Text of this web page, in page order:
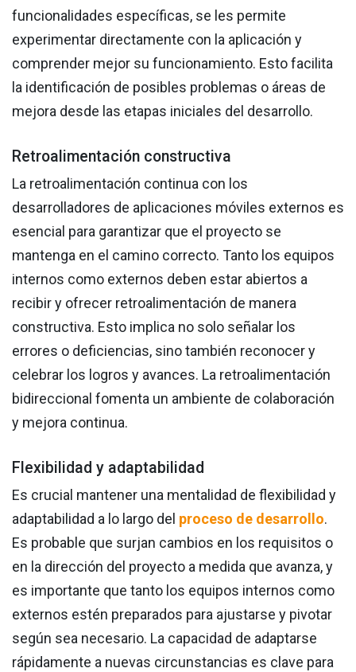
funcionalidades específicas, se les permite
experimentar directamente con la aplicación y
comprender mejor su funcionamiento. Esto facilita
la identificación de posibles problemas o áreas de
mejora desde las etapas iniciales del desarrollo.
Retroalimentación constructiva
La retroalimentación continua con los
desarrolladores de aplicaciones móviles externos es
esencial para garantizar que el proyecto se
mantenga en el camino correcto. Tanto los equipos
internos como externos deben estar abiertos a
recibir y ofrecer retroalimentación de manera
constructiva. Esto implica no solo señalar los
errores o deficiencias, sino también reconocer y
celebrar los logros y avances. La retroalimentación
bidireccional fomenta un ambiente de colaboración
y mejora continua.
Flexibilidad y adaptabilidad
Es crucial mantener una mentalidad de flexibilidad y
adaptabilidad a lo largo del proceso de desarrollo.
Es probable que surjan cambios en los requisitos o
en la dirección del proyecto a medida que avanza, y
es importante que tanto los equipos internos como
externos estén preparados para ajustarse y pivotar
según sea necesario. La capacidad de adaptarse
rápidamente a nuevas circunstancias es clave para